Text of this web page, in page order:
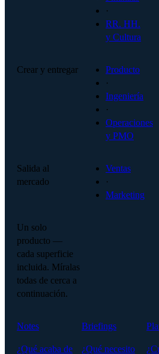
·
RR. HH.
y Cultura
Crear y entregar
Producto
·
Ingeniería
·
Operaciones
y PMO
Salida al
mercado
Ventas
·
Marketing
Un solo
producto —
cada superficie
incluida. Míralas
todas de cerca a
continuación.
Notes
¿Qué acaba de
Briefings
¿Qué necesito